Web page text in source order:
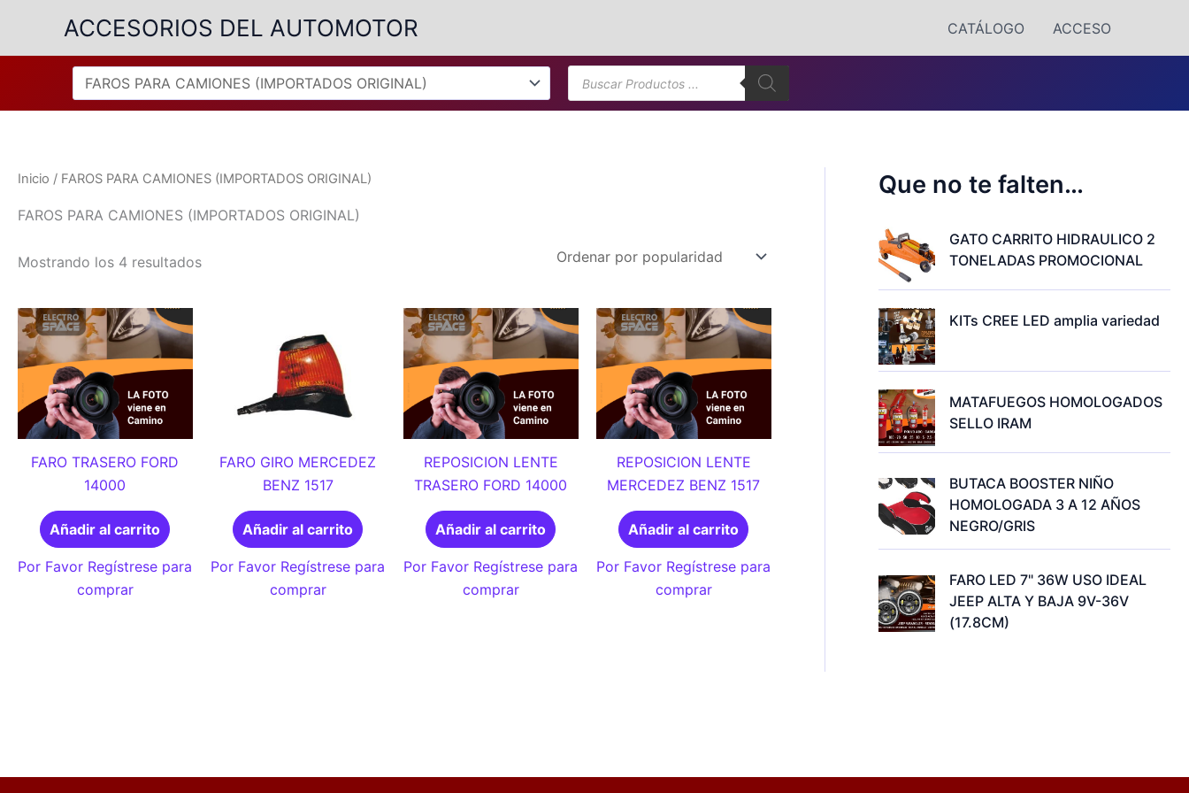
contenido
ACCESORIOS DEL AUTOMOTOR CATÁLOGO ACCESO
Búsqueda
de
productos
Inicio / FAROS PARA CAMIONES (IMPORTADOS ORIGINAL)
FAROS PARA CAMIONES (IMPORTADOS ORIGINAL)
Mostrando los 4 resultadosOrdenado
FARO TRASERO FORD
14000
Añadir al carrito
Por Favor Regístrese para
comprar
FARO GIRO MERCEDEZ
BENZ 1517
Añadir al carrito
Por Favor Regístrese para
comprar
REPOSICION LENTE
TRASERO FORD 14000
Añadir al carrito
Por Favor Regístrese para
comprar
REPOSICION LENTE
MERCEDEZ BENZ 1517
Añadir al carrito
Por Favor Regístrese para
comprar
Que no te falten…
GATO CARRITO HIDRAULICO 2
TONELADAS PROMOCIONAL
KITs CREE LED amplia variedad
MATAFUEGOS HOMOLOGADOS
SELLO IRAM
BUTACA BOOSTER NIÑO
HOMOLOGADA 3 A 12 AÑOS
NEGRO/GRIS
FARO LED 7" 36W USO IDEAL
JEEP ALTA Y BAJA 9V-36V
(17.8CM)